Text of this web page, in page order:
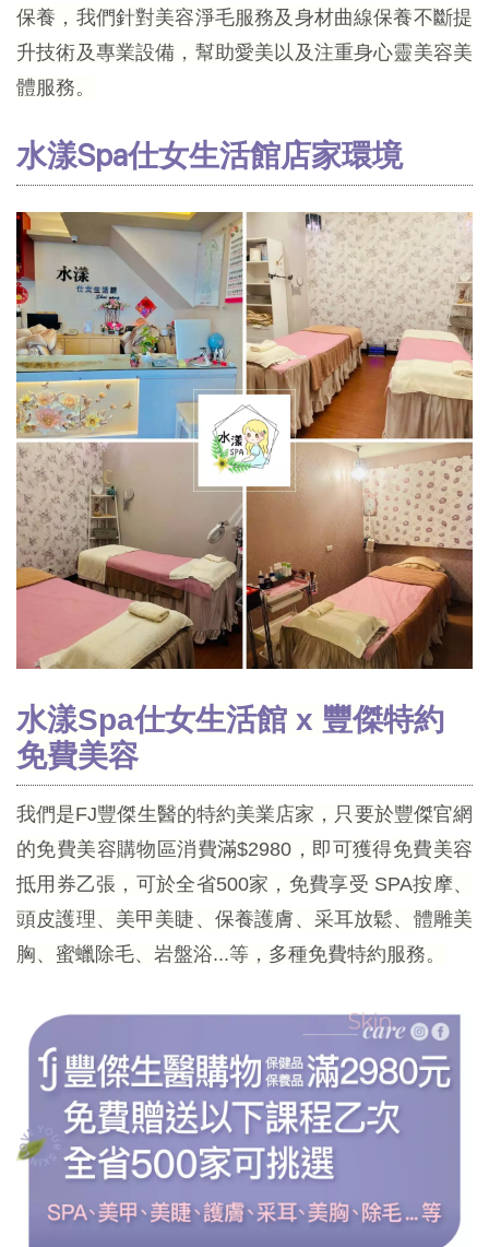
保養，我們針對美容淨毛服務及身材曲線保養不斷提
升技術及專業設備，幫助愛美以及注重身心靈美容美
體服務。
水漾Spa仕女生活館店家環境
水漾Spa仕女生活館 x 豐傑特約
免費美容
我們是FJ豐傑生醫的特約美業店家，只要於豐傑官網
的免費美容購物區消費滿$2980，即可獲得免費美容
抵用券乙張，可於全省500家，免費享受 SPA按摩、
頭皮護理、美甲美睫、保養護膚、采耳放鬆、體雕美
胸、蜜蠟除毛、岩盤浴...等，多種免費特約服務。